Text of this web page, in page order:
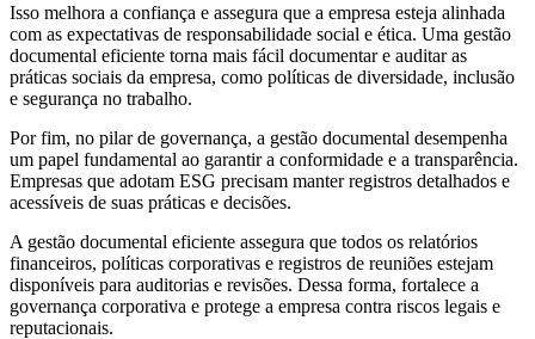
Isso melhora a confiança e assegura que a empresa esteja alinhada
com as expectativas de responsabilidade social e ética. Uma gestão
documental eficiente torna mais fácil documentar e auditar as
práticas sociais da empresa, como políticas de diversidade, inclusão
e segurança no trabalho.
Por fim, no pilar de governança, a gestão documental desempenha
um papel fundamental ao garantir a conformidade e a transparência.
Empresas que adotam ESG precisam manter registros detalhados e
acessíveis de suas práticas e decisões.
A gestão documental eficiente assegura que todos os relatórios
financeiros, políticas corporativas e registros de reuniões estejam
disponíveis para auditorias e revisões. Dessa forma, fortalece a
governança corporativa e protege a empresa contra riscos legais e
reputacionais.